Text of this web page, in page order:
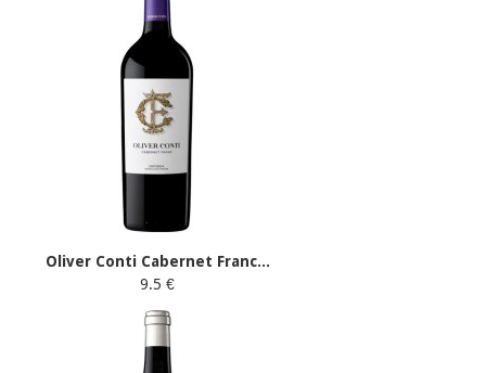
Oliver Conti Cabernet Franc...
9.5 €